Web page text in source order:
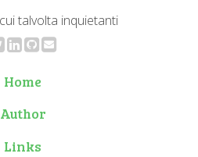
talvolta inquietanti
Home
Author
Links